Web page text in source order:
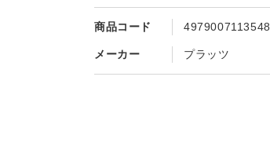
商品コード 4979007113548
メーカー プラッツ